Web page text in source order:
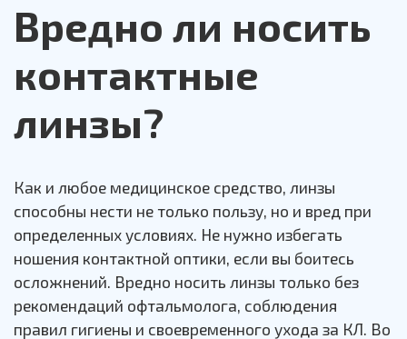
Вредно ли носить
контактные
линзы?
Как и любое медицинское средство, линзы
способны нести не только пользу, но и вред при
определенных условиях. Не нужно избегать
ношения контактной оптики, если вы боитесь
осложнений. Вредно носить линзы только без
рекомендаций офтальмолога, соблюдения
правил гигиены и своевременного ухода за КЛ. Во